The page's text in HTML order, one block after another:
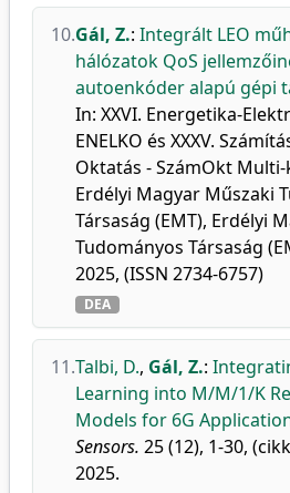
10.Gál, Z.: Integrált LEO
hálózatok QoS
autoenkóder alapú gépi
In: XXVI. Energetika-
ENELKO és XXXV.
Oktatás - SzámOkt
Erdélyi Magyar Műszaki
Társaság (EMT), Erdélyi
Tudományos Társaság
2025, (ISSN 2734-6757)
DEA
11.Talbi, D., Gál, Z.:
Learning into M/M/1/K
Models for 6G
Sensors. 25 (12), 1-30,
2025.